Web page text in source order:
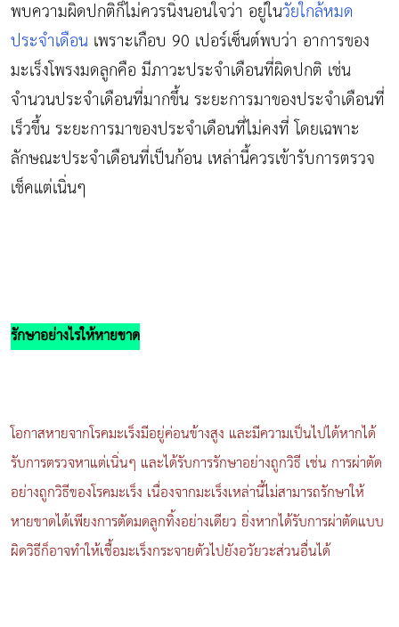
พบความผิดปกติก็ไม่ควรนิ่งนอนใจว่า อยู่ในวัยใกล้หมด
ประจำเดือน เพราะเกือบ 90 เปอร์เซ็นต์พบว่า อาการของ
มะเร็งโพรงมดลูกคือ มีภาวะประจำเดือนที่ผิดปกติ เช่น
จำนวนประจำเดือนที่มากขึ้น ระยะการมาของประจำเดือนที่
เร็วขึ้น ระยะการมาของประจำเดือนที่ไม่คงที่ โดยเฉพาะ
ลักษณะประจำเดือนที่เป็นก้อน เหล่านี้ควรเข้ารับการตรวจ
เช็คแต่เนิ่นๆ
รักษาอย่างไรให้หายขาด
โอกาสหายจากโรคมะเร็งมีอยู่ค่อนข้างสูง และมีความเป็นไปได้หากได้
รับการตรวจหาแต่เนิ่นๆ และได้รับการรักษาอย่างถูกวิธี เช่น การผ่าตัด
อย่างถูกวิธีของโรคมะเร็ง เนื่องจากมะเร็งเหล่านี้ไม่สามารถรักษาให้
หายขาดได้เพียงการตัดมดลูกทิ้งอย่างเดียว ยิ่งหากได้รับการผ่าตัดแบบ
ผิดวิธีก็อาจทำให้เชื้อมะเร็งกระจายตัวไปยังอวัยวะส่วนอื่นได้